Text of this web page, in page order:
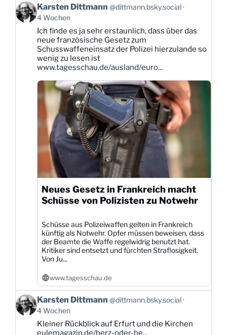
Beitrag
von
Karsten
Dittmann
Bluesky
ansehen
Karsten Dittmann @dittmann.bsky.social
4 Wochen
Ich finde es ja sehr erstaunlich, dass über das
neue französische Gesetz zum
Schusswaffeneinsatz der Polizei hierzulande so
wenig zu lesen ist
www.tagesschau.de/ausland/euro...
Neues Gesetz in Frankreich macht
Schüsse von Polizisten zu Notwehr
Schüsse aus Polizeiwaffen gelten in Frankreich
künftig als Notwehr. Opfer müssen beweisen, dass
der Beamte die Waffe regelwidrig benutzt hat.
Kritiker sind entsetzt und fürchten Straflosigkeit.
Von Ju...
www.tagesschau.de
Beitrag
von
Karsten
Dittmann
Karsten Dittmann @dittmann.bsky.social
4 Wochen
Kleiner Rückblick auf Erfurt und die Kirchen
eulemagazin.de/herz-oder-he...